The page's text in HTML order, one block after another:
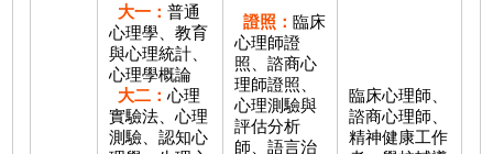
大一：普通
心理學、教育
與心理統計、
心理學概論
大二：心理
實驗法、心理
測驗、認知心
證照：臨床
心理師證
照、諮商心
理師證照、
心理測驗與
評估分析
師、語言治
臨床心理師、
諮商心理師、
精神健康工作